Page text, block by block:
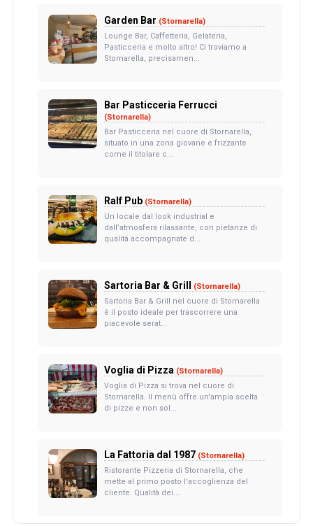
Garden Bar (Stornarella)
Lounge Bar, Caffetteria, Gelateria,
Pasticceria e molto altro! Ci troviamo a
Stornarella, precisamen...
Bar Pasticceria Ferrucci
(Stornarella)
Bar Pasticceria nel cuore di Stornarella,
situato in una zona giovane e frizzante
come il titolare c...
Ralf Pub (Stornarella)
Un locale dal look industrial e
dall’atmosfera rilassante, con pietanze di
qualità accompagnate d...
Sartoria Bar & Grill (Stornarella)
Sartoria Bar & Grill nel cuore di Stornarella
è il posto ideale per trascorrere una
piacevole serat...
Voglia di Pizza (Stornarella)
Voglia di Pizza si trova nel cuore di
Stornarella. Il menù offre un'ampia scelta
di pizze e non sol...
La Fattoria dal 1987 (Stornarella)
Ristorante Pizzeria di Stornarella, che
mette al primo posto l'accoglienza del
cliente. Qualità dei...